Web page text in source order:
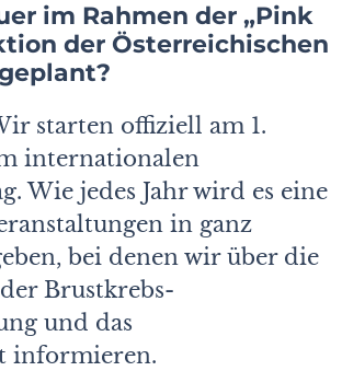
im Rahmen der „Pink
der Österreichischen
starten offiziell am 1.
internationalen
Wie jedes Jahr wird es eine
in ganz
bei denen wir über die
Brustkrebs-
und das
informieren.